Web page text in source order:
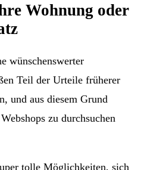
Wohnung oder
wünschenswerter
Teil der Urteile früherer
und aus diesem Grund
zu durchsuchen
tolle Möglichkeiten, sich